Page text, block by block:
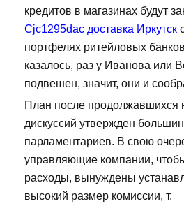
кредитов в магазинах будут
Cjc1295dac доставка Иркутск
портфелях ритейловых
казалось, раз у Иванова или
подвешен, значит, они и
План после продолжавшихся
дискуссий утвержден
парламентариев. В свою
управляющие компании,
расходы, вынуждены
высокий размер комиссии, т.